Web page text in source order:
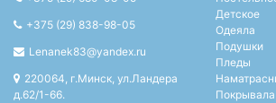
+375 (29) 838-98-05
Lenanek83@yandex.ru
220064, г.Минск, ул.Ландера
д.62/1-66.
Детское
Одеяла
Подушки
Пледы
Покрывала